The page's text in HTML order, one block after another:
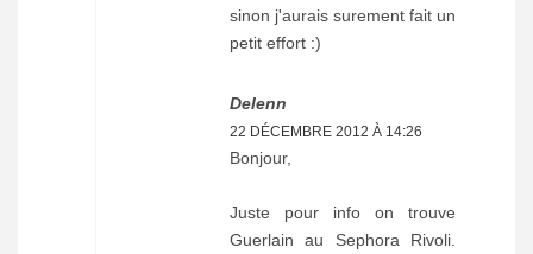
sinon j'aurais surement fait un
petit effort :)
Delenn
22 DÉCEMBRE 2012 À 14:26
Bonjour,
Juste pour info on trouve
Guerlain au Sephora Rivoli.